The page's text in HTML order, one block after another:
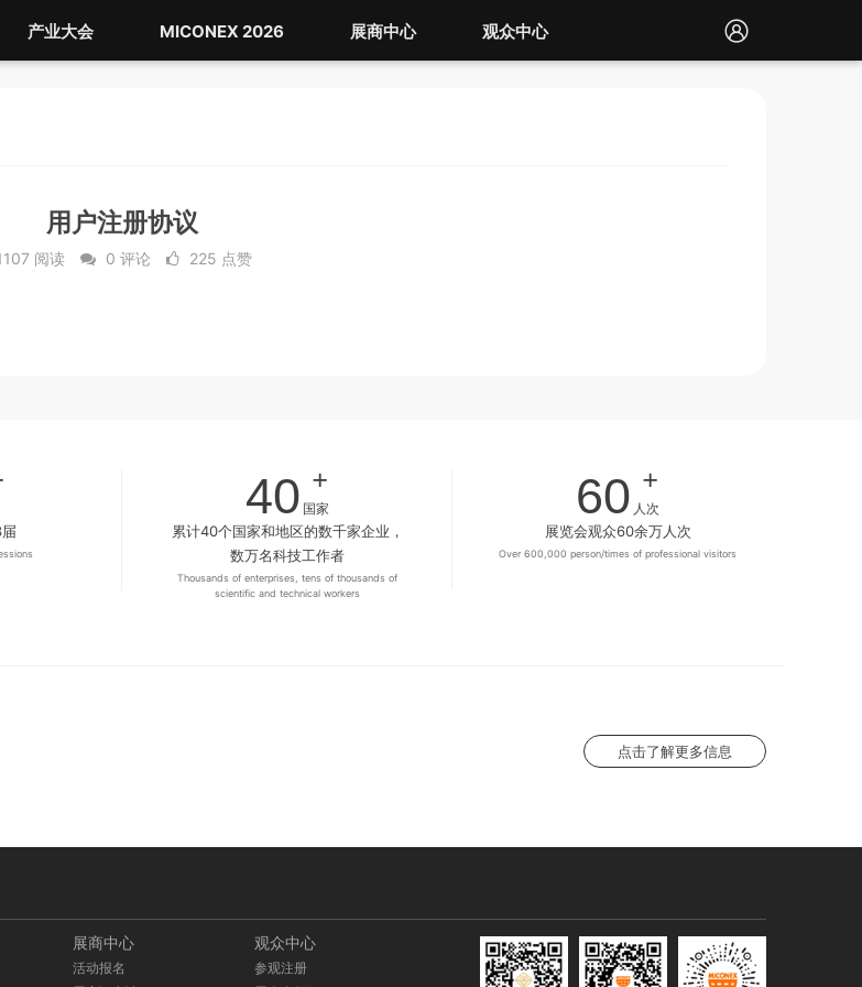
产业大会 MICONEX 2026 展商中心 观众中心
用户注册协议
阅读 0 评论 225 点赞
40 +
国家
累计40个国家和地区的数千家企业，
数万名科技工作者
Thousands of enterprises, tens of thousands of
scientific and technical workers
60 +
人次
展览会观众60余万人次
Over 600,000 person/times of professional visitors
点击了解更多信息
展商中心
活动报名
观众中心
参观注册